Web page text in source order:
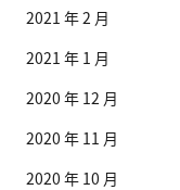
2021 年 2 月
2021 年 1 月
2020 年 12 月
2020 年 11 月
2020 年 10 月